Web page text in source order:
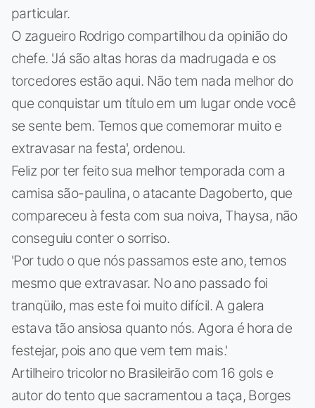
particular.
O zagueiro Rodrigo compartilhou da opinião do
chefe. 'Já são altas horas da madrugada e os
torcedores estão aqui. Não tem nada melhor do
que conquistar um título em um lugar onde você
se sente bem. Temos que comemorar muito e
extravasar na festa', ordenou.
Feliz por ter feito sua melhor temporada com a
camisa são-paulina, o atacante Dagoberto, que
compareceu à festa com sua noiva, Thaysa, não
conseguiu conter o sorriso.
'Por tudo o que nós passamos este ano, temos
mesmo que extravasar. No ano passado foi
tranqüilo, mas este foi muito difícil. A galera
estava tão ansiosa quanto nós. Agora é hora de
festejar, pois ano que vem tem mais.'
Artilheiro tricolor no Brasileirão com 16 gols e
autor do tento que sacramentou a taça, Borges